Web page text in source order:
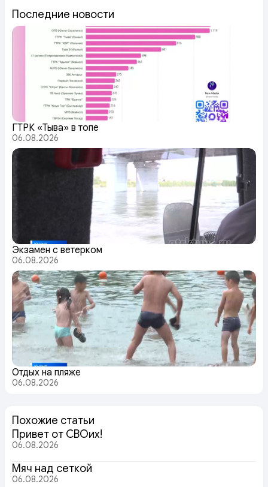
Последние новости
ГТРК «Тыва» в топе
06.08.2026
Экзамен с ветерком
06.08.2026
Отдых на пляже
06.08.2026
Похожие статьи
Привет от СВОих!
06.08.2026
Мяч над сеткой
06.08.2026